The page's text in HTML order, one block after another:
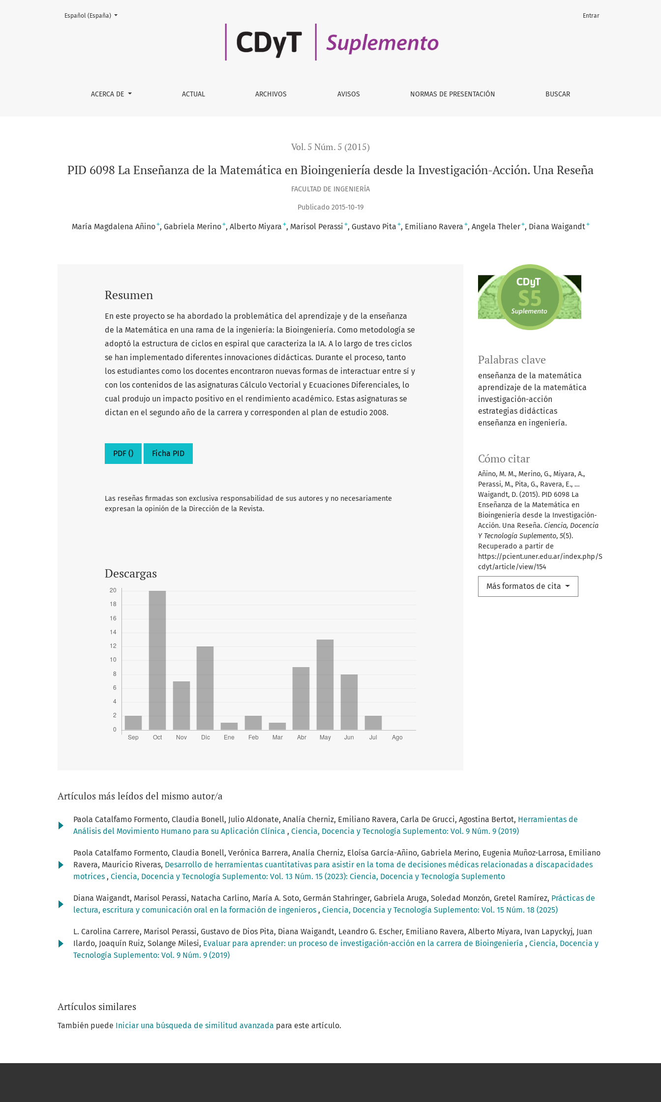
PID 6098 La Enseñanza de la Matemática en Bioingeniería desde la Investigación-Acción. Una Reseña
ACERCA DE ACTUAL ARCHIVOS AVISOS NORMAS DE PRESENTACIÓN BUSCAR
Entrar
Cambiar el idioma. El actual es:
Español (España)
Vol. 5 Núm. 5 (2015)
PID 6098 La Enseñanza de la Matemática en Bioingeniería desde la Investigación-Acción. Una Reseña
FACULTAD DE INGENIERÍA
Publicado 2015-10-19
María Magdalena Añino+ Gabriela Merino+ Alberto Miyara + Marisol Perassi + Gustavo Pita + Emiliano Ravera + Angela Theler+ Diana Waigandt+
Palabras clave
enseñanza de la matemática
aprendizaje de la matemática
investigación-acción
estrategias didácticas
enseñanza en ingeniería.
Cómo citar
Añino, M. M., Merino, G., Miyara, A.,
Perassi, M., Pita, G., Ravera, E., …
Waigandt, D. (2015). PID 6098 La
Enseñanza de la Matemática en
Bioingeniería desde la Investigación-
Acción. Una Reseña. Ciencia, Docencia
Y Tecnología Suplemento, 5(5).
Recuperado a partir de
https://pcient.uner.edu.ar/index.php/S
cdyt/article/view/154
Más formatos de cita
Resumen
En este proyecto se ha abordado la problemática del aprendizaje y de la enseñanza
de la Matemática en una rama de la ingeniería: la Bioingeniería. Como metodología se
adoptó la estructura de ciclos en espiral que caracteriza la IA. A lo largo de tres ciclos
se han implementado diferentes innovaciones didácticas. Durante el proceso, tanto
los estudiantes como los docentes encontraron nuevas formas de interactuar entre sí y
con los contenidos de las asignaturas Cálculo Vectorial y Ecuaciones Diferenciales, lo
cual produjo un impacto positivo en el rendimiento académico. Estas asignaturas se
dictan en el segundo año de la carrera y corresponden al plan de estudio 2008.
PDF () Ficha PID
Las reseñas firmadas son exclusiva responsabilidad de sus autores y no necesariamente
expresan la opinión de la Dirección de la Revista.
Descargas
Artículos más leídos del mismo autor/a
Paola Catalfamo Formento, Claudia Bonell, Julio Aldonate, Analía Cherniz, Emiliano Ravera, Carla De Grucci, Agostina Bertot, Herramientas de
Análisis del Movimiento Humano para su Aplicación Clínica , Ciencia, Docencia y Tecnología Suplemento: Vol. 9 Núm. 9 (2019)
Paola Catalfamo Formento, Claudia Bonell, Verónica Barrera, Analía Cherniz, Eloísa García-Añino, Gabriela Merino, Eugenia Muñoz-Larrosa, Emiliano
Ravera, Mauricio Riveras, Desarrollo de herramientas cuantitativas para asistir en la toma de decisiones médicas relacionadas a discapacidades
motrices , Ciencia, Docencia y Tecnología Suplemento: Vol. 13 Núm. 15 (2023): Ciencia, Docencia y Tecnología Suplemento
Diana Waigandt, Marisol Perassi, Natacha Carlino, María A. Soto, Germán Stahringer, Gabriela Aruga, Soledad Monzón, Gretel Ramírez, Prácticas de
lectura, escritura y comunicación oral en la formación de ingenieros , Ciencia, Docencia y Tecnología Suplemento: Vol. 15 Núm. 18 (2025)
L. Carolina Carrere, Marisol Perassi, Gustavo de Dios Pita, Diana Waigandt, Leandro G. Escher, Emiliano Ravera, Alberto Miyara, Ivan Lapyckyj, Juan
Ilardo, Joaquín Ruiz, Solange Milesi, Evaluar para aprender: un proceso de investigación-acción en la carrera de Bioingeniería , Ciencia, Docencia y
Tecnología Suplemento: Vol. 9 Núm. 9 (2019)
Artículos similares
También puede Iniciar una búsqueda de similitud avanzada para este artículo.